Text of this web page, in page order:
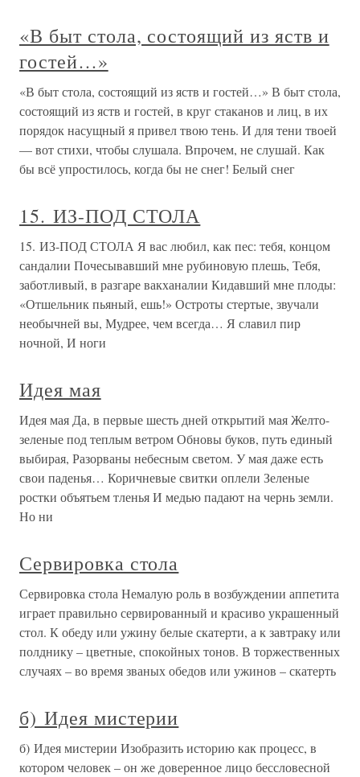
«В быт стола, состоящий из яств и
гостей…»
«В быт стола, состоящий из яств и гостей…» В быт стола,
состоящий из яств и гостей, в круг стаканов и лиц, в их
порядок насущный я привел твою тень. И для тени твоей
— вот стихи, чтобы слушала. Впрочем, не слушай. Как
бы всё упростилось, когда бы не снег! Белый снег
15. ИЗ-ПОД СТОЛА
15. ИЗ-ПОД СТОЛА Я вас любил, как пес: тебя, концом
сандалии Почесывавший мне рубиновую плешь, Тебя,
заботливый, в разгаре вакханалии Кидавший мне плоды:
«Отшельник пьяный, ешь!» Остроты стертые, звучали
необычней вы, Мудрее, чем всегда… Я славил пир
ночной, И ноги
Идея мая
Идея мая Да, в первые шесть дней открытий мая Желто-
зеленые под теплым ветром Обновы буков, путь единый
выбирая, Разорваны небесным светом. У мая даже есть
свои паденья… Коричневые свитки оплели Зеленые
ростки объятьем тленья И медью падают на чернь земли.
Но ни
Сервировка стола
Сервировка стола Немалую роль в возбуждении аппетита
играет правильно сервированный и красиво украшенный
стол. К обеду или ужину белые скатерти, а к завтраку или
полднику – цветные, спокойных тонов. В торжественных
случаях – во время званых обедов или ужинов – скатерть
б) Идея мистерии
б) Идея мистерии Изобразить историю как процесс, в
котором человек – он же доверенное лицо бессловесной